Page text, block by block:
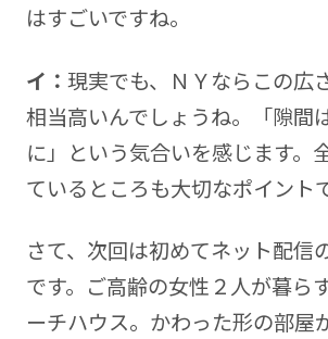
はすごいですね。
イ： 現実でも、ＮＹならこの広
相当高いんでしょうね。「隙間
に」という気合いを感じます。
ているところも大切なポイント
さて、次回は初めてネット配信
です。ご高齢の女性２人が暮ら
ーチハウス。かわった形の部屋